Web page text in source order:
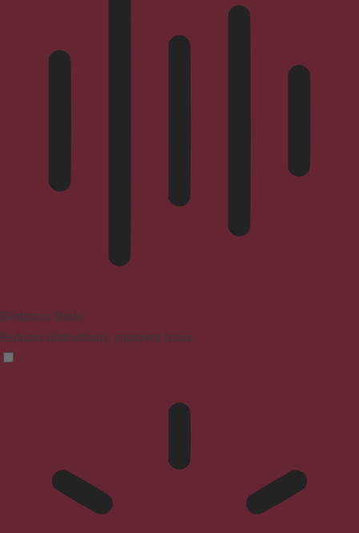
Blindness Mode
Reduces distractions, improves focus